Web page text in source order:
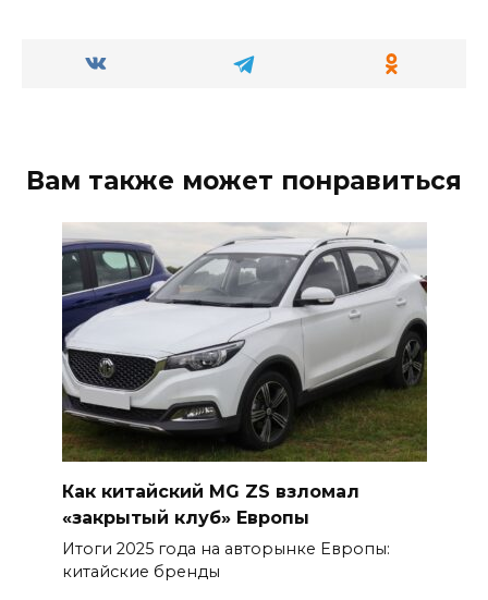
Вам также может понравиться
Как китайский MG ZS взломал
«закрытый клуб» Европы
Итоги 2025 года на авторынке Европы:
китайские бренды